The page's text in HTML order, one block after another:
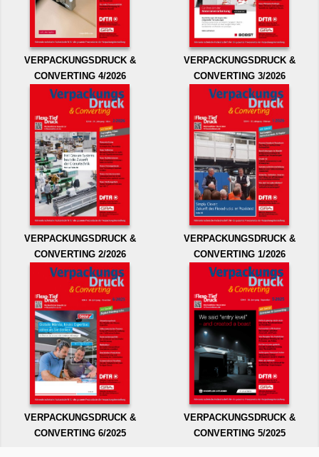
VERPACKUNGSDRUCK &
CONVERTING 4/2026
VERPACKUNGSDRUCK &
CONVERTING 3/2026
VERPACKUNGSDRUCK &
CONVERTING 2/2026
VERPACKUNGSDRUCK &
CONVERTING 1/2026
VERPACKUNGSDRUCK &
CONVERTING 6/2025
VERPACKUNGSDRUCK &
CONVERTING 5/2025